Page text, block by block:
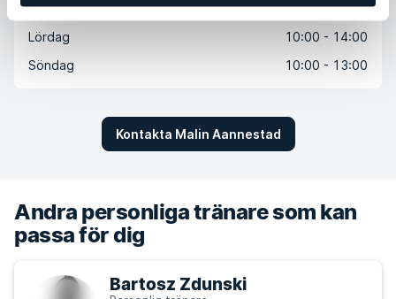
Fredag
07:00 - 15:00
Lördag
10:00 - 14:00
Söndag
10:00 - 13:00
Kontakta Malin Aannestad
Andra personliga tränare som kan
passa för dig
Bartosz Zdunski